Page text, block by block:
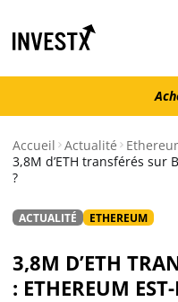
Actualité Bitcoin
Actualité
Accueil Actualité
3,8M d’ETH transférés
?
ACTUALITÉ ETHEREUM
3,8M D’ETH
: ETHEREUM